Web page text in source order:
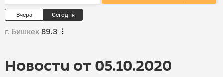
Вчера Сегодня
г. Бишкек 89.3
Новости от 05.10.2020